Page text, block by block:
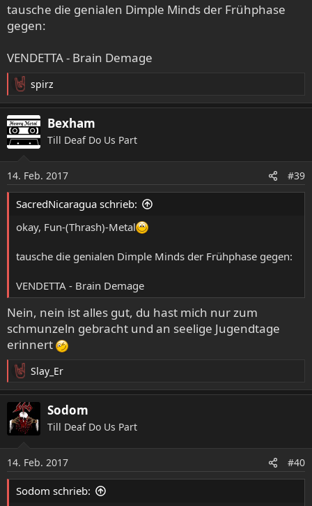
tausche die genialen Dimple Minds der Frühphase
gegen:
VENDETTA - Brain Demage
R
e
a
k
t
n
e
n
spirz
Bexham
Till Deaf Do Us Part
14. Feb. 2017 #39
SacredNicaragua schrieb:
okay, Fun-(Thrash)-Metal
tausche die genialen Dimple Minds der Frühphase gegen:
VENDETTA - Brain Demage
Nein, nein ist alles gut, du hast mich nur zum
schmunzeln gebracht und an seelige Jugendtage
erinnert
R
e
a
k
t
n
e
n
Slay_Er
Sodom
Till Deaf Do Us Part
14. Feb. 2017 #40
Sodom schrieb: